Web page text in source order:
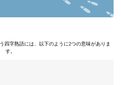
四字熟語には、以下のように2つの意味がありま
す。